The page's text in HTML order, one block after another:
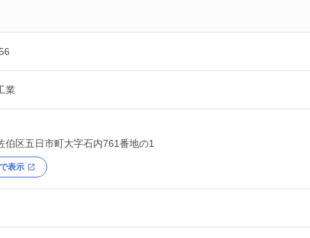
業
伯区五日市町大字石内761番地の1
表示